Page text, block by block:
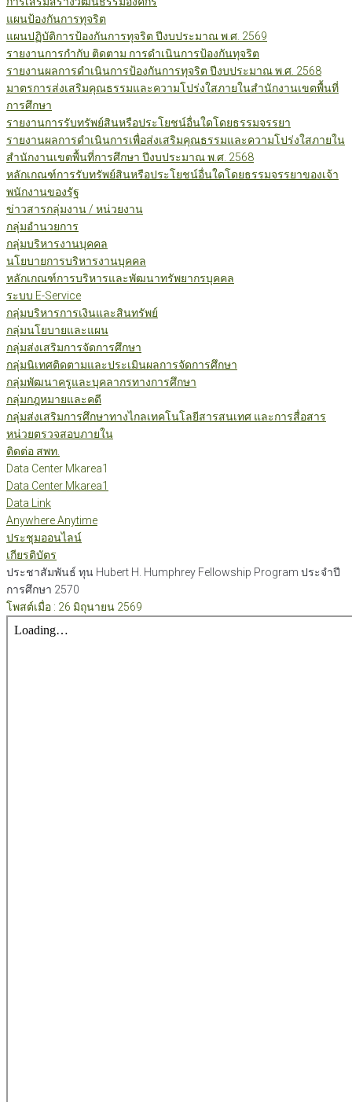
แผนป้องกันการทุจริต
แผนปฏิบัติการป้องกันการทุจริต ปีงบประมาณ พ.ศ. 2569
รายงานการกำกับ ติดตาม การดำเนินการป้องกันทุจริต
รายงานผลการดำเนินการป้องกันการทุจริต ปีงบประมาณ พ.ศ. 2568
มาตรการส่งเสริมคุณธรรมและความโปร่งใสภายในสำนักงานเขตพื้นที่
การศึกษา
รายงานการรับทรัพย์สินหรือประโยชน์อื่นใดโดยธรรมจรรยา
รายงานผลการดำเนินการเพื่อส่งเสริมคุณธรรมและความโปร่งใสภายใน
สำนักงานเขตพื้นที่การศึกษา ปีงบประมาณ พ.ศ. 2568
หลักเกณฑ์การรับทรัพย์สินหรือประโยชน์อื่นใดโดยธรรมจรรยาของเจ้า
พนักงานของรัฐ
ข่าวสารกลุ่มงาน / หน่วยงาน
กลุ่มอำนวยการ
กลุ่มบริหารงานบุคคล
นโยบายการบริหารงานบุคคล
หลักเกณฑ์การบริหารและพัฒนาทรัพยากรบุคคล
ระบบ E-Service
กลุ่มบริหารการเงินและสินทรัพย์
กลุ่มนโยบายและแผน
กลุ่มส่งเสริมการจัดการศึกษา
กลุ่มนิเทศติดตามและประเมินผลการจัดการศึกษา
กลุ่มพัฒนาครูและบุคลากรทางการศึกษา
กลุ่มกฎหมายและคดี
กลุ่มส่งเสริมการศึกษาทางไกลเทคโนโลยีสารสนเทศ และการสื่อสาร
หน่วยตรวจสอบภายใน
ติดต่อ สพท.
Data Center Mkarea1
Data Center Mkarea1
Data Link
Anywhere Anytime
ประชุมออนไลน์
เกียรติบัตร
ประชาสัมพันธ์ ทุน Hubert H. Humphrey Fellowship Program ประจำปี
การศึกษา 2570
โพสต์เมื่อ : 26 มิถุนายน 2569